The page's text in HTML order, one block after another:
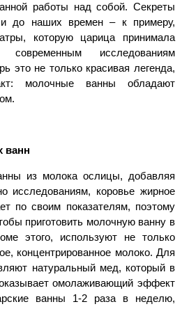
работы над собой. Секреты
до наших времен – к примеру,
которую царица принимала
современным исследованиям
это не только красивая легенда,
молочные ванны обладают
ванн
из молока ослицы, добавляя
исследованиям, коровье жирное
по своим показателям, поэтому
приготовить молочную ванну в
этого, используют не только
концентрированное молоко. Для
натуральный мед, который в
омолаживающий эффект
ванны 1-2 раза в неделю,